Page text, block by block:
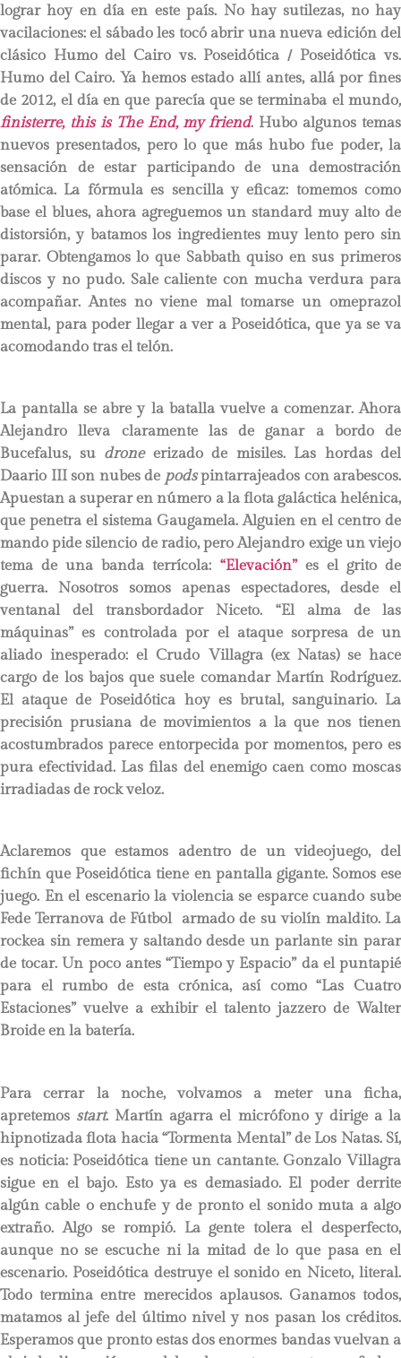
lograr hoy en día en este país. No hay sutilezas, no hay
vacilaciones: el sábado les tocó abrir una nueva edición del
clásico Humo del Cairo vs. Poseidótica / Poseidótica vs.
Humo del Cairo. Ya hemos estado allí antes, allá por fines
de 2012, el día en que parecía que se terminaba el mundo,
finisterre, this is The End, my friend. Hubo algunos temas
nuevos presentados, pero lo que más hubo fue poder, la
sensación de estar participando de una demostración
atómica. La fórmula es sencilla y eficaz: tomemos como
base el blues, ahora agreguemos un standard muy alto de
distorsión, y batamos los ingredientes muy lento pero sin
parar. Obtengamos lo que Sabbath quiso en sus primeros
discos y no pudo. Sale caliente con mucha verdura para
acompañar. Antes no viene mal tomarse un omeprazol
mental, para poder llegar a ver a Poseidótica, que ya se va
acomodando tras el telón.
La pantalla se abre y la batalla vuelve a comenzar. Ahora
Alejandro lleva claramente las de ganar a bordo de
Bucefalus, su droneerizado de misiles. Las hordas del
Daario III son nubes de podspintarrajeados con arabescos.
Apuestan a superar en número a la flota galáctica helénica,
que penetra el sistema Gaugamela. Alguien en el centro de
mando pide silencio de radio, pero Alejandro exige un viejo
tema de una banda terrícola: “Elevación”es el grito de
guerra. Nosotros somos apenas espectadores, desde el
ventanal del transbordador Niceto. “El alma de las
máquinas” es controlada por el ataque sorpresa de un
aliado inesperado: el Crudo Villagra (ex Natas) se hace
cargo de los bajos que suele comandar Martín Rodríguez.
El ataque de Poseidótica hoy es brutal, sanguinario. La
precisión prusiana de movimientos a la que nos tienen
acostumbrados parece entorpecida por momentos, pero es
pura efectividad. Las filas del enemigo caen como moscas
irradiadas de rock veloz.
Aclaremos que estamos adentro de un videojuego, del
fichín que Poseidótica tiene en pantalla gigante. Somos ese
juego. En el escenario la violencia se esparce cuando sube
Fede Terranova de Fútbol armado de su violín maldito. La
rockea sin remera y saltando desde un parlante sin parar
de tocar. Un poco antes “Tiempo y Espacio” da el puntapié
para el rumbo de esta crónica, así como “Las Cuatro
Estaciones” vuelve a exhibir el talento jazzero de Walter
Broide en la batería.
Para cerrar la noche, volvamos a meter una ficha,
apretemos start. Martín agarra el micrófono y dirige a la
hipnotizada flota hacia “Tormenta Mental” de Los Natas. Sí,
es noticia: Poseidótica tiene un cantante. Gonzalo Villagra
sigue en el bajo. Esto ya es demasiado. El poder derrite
algún cable o enchufe y de pronto el sonido muta a algo
extraño. Algo se rompió. La gente tolera el desperfecto,
aunque no se escuche ni la mitad de lo que pasa en el
escenario. Poseidótica destruye el sonido en Niceto, literal.
Todo termina entre merecidos aplausos. Ganamos todos,
matamos al jefe del último nivel y nos pasan los créditos.
Esperamos que pronto estas dos enormes bandas vuelvan a